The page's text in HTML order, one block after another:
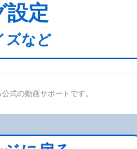
設定
ズなど
式の動画サポートです。